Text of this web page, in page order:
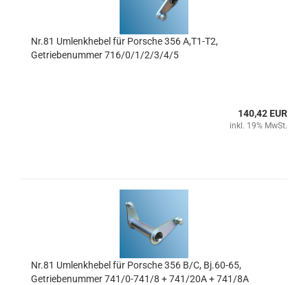
Nr.81 Umlenkhebel für Porsche 356 A,T1-T2,
Getriebenummer 716/0/1/2/3/4/5
140,42 EUR
inkl. 19% MwSt.
Nr.81 Umlenkhebel für Porsche 356 B/C, Bj.60-65,
Getriebenummer 741/0-741/8 + 741/20A + 741/8A